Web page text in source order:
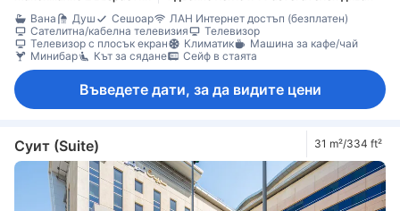
Вана
Душ Сешоар
ЛАН Интернет достъп (безплатен)
Сателитна/кабелна телевизия
Телевизор
Телевизор с плосък екран
Климатик
Машина за кафе/чай
Минибар
Кът за сядане Сейф в стаята
Въведете дати, за да видите цени
Суит (Suite) 31 m²/334 ft²